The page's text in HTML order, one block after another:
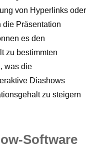
von Hyperlinks oder
die Präsentation
es den
zu bestimmten
was die
Diashows
zu steigern
Software